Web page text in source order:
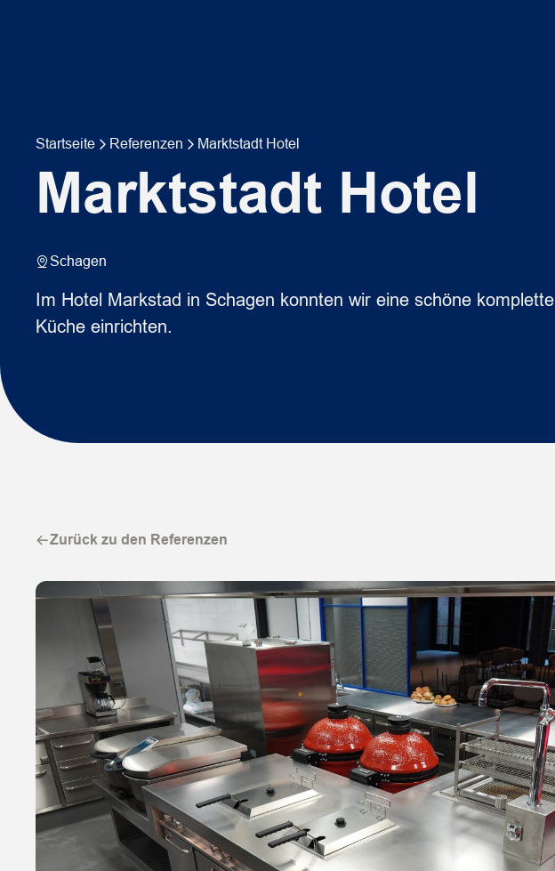
Startseite Referenzen Marktstadt Hotel
Marktstadt Hotel
Schagen
Im Hotel Markstad in Schagen konnten wir eine schöne komplette
Küche einrichten.
Zurück zu den Referenzen